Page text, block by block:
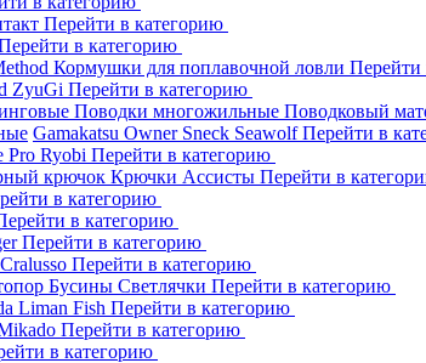
Перейти в категорию
в категорию
Кормушки для поплавочной ловли Перейти
ZyuGi Перейти в категорию
Поводки многожильные Поводковый
Gamakatsu Owner Sneck SeawolfПерейти в
Pro Ryobi Перейти в категорию
крючок Крючки Ассисты Перейти в
в категорию
в категорию
Перейти в категорию
Cralusso Перейти в категорию
Бусины Светлячки Перейти в категорию
Liman Fish Перейти в категорию
Перейти в категорию
в категорию